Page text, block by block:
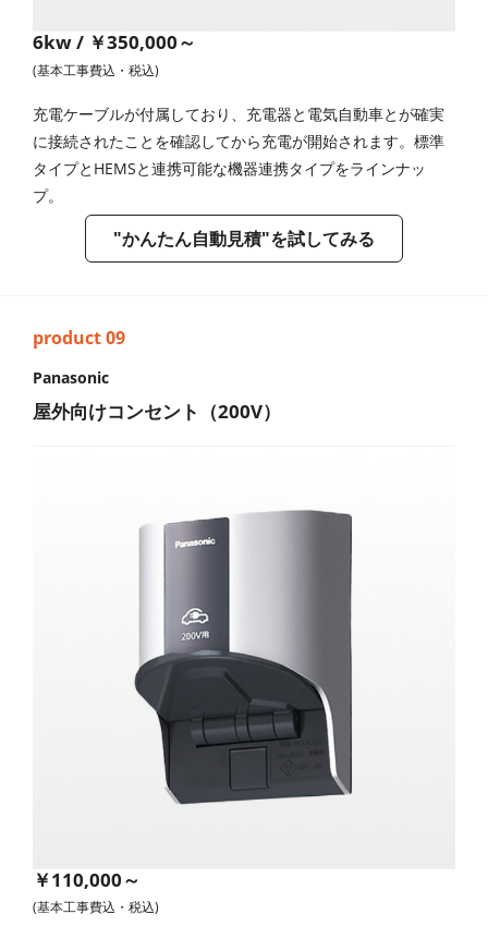
6kw / ￥350,000～
(基本工事費込・税込)
充電ケーブルが付属しており、充電器と電気自動車とが確実
に接続されたことを確認してから充電が開始されます。標準
タイプとHEMSと連携可能な機器連携タイプをラインナッ
プ。
"かんたん自動見積"を試してみる
Panasonic
屋外向けコンセント（200V）
￥110,000～
(基本工事費込・税込)